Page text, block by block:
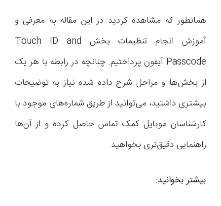
همانطور که مشاهده کردید در این مقاله به معرفی و
آموزش انجام تنظیمات بخش Touch ID and
Passcode آیفون پرداختیم. چنانچه در رابطه با هر یک
از بخش‌ها و مراحل شرح داده شده نیاز به توضیحات
بیشتری داشتید، می‌توانید از طریق شماره‌های موجود با
کارشناسان موبایل کمک تماس حاصل کرده و از آن‌ها
راهنمایی دقیق‌تری بخواهید.
بیشتر بخوانید: